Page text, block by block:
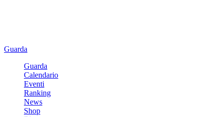
Guarda
Guarda
Calendario
Eventi
Ranking
News
Shop